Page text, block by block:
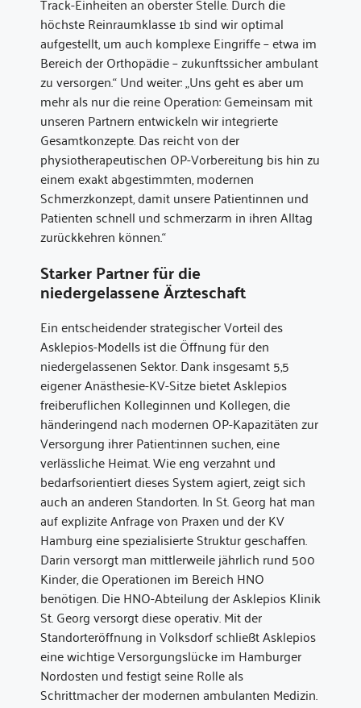
höchste Reinraumklasse 1b sind wir optimal
aufgestellt, um auch komplexe Eingriffe – etwa im
Bereich der Orthopädie – zukunftssicher ambulant
zu versorgen.“ Und weiter: „Uns geht es aber um
mehr als nur die reine Operation: Gemeinsam mit
unseren Partnern entwickeln wir integrierte
Gesamtkonzepte. Das reicht von der
physiotherapeutischen OP-Vorbereitung bis hin zu
einem exakt abgestimmten, modernen
Schmerzkonzept, damit unsere Patientinnen und
Patienten schnell und schmerzarm in ihren Alltag
zurückkehren können.“
Starker Partner für die
niedergelassene Ärzteschaft
Ein entscheidender strategischer Vorteil des
Asklepios-Modells ist die Öffnung für den
niedergelassenen Sektor. Dank insgesamt 5,5
eigener Anästhesie-KV-Sitze bietet Asklepios
freiberuflichen Kolleginnen und Kollegen, die
händeringend nach modernen OP-Kapazitäten zur
Versorgung ihrer Patient:innen suchen, eine
verlässliche Heimat. Wie eng verzahnt und
bedarfsorientiert dieses System agiert, zeigt sich
auch an anderen Standorten. In St. Georg hat man
auf explizite Anfrage von Praxen und der KV
Hamburg eine spezialisierte Struktur geschaffen.
Darin versorgt man mittlerweile jährlich rund 500
Kinder, die Operationen im Bereich HNO
benötigen. Die HNO-Abteilung der Asklepios Klinik
St. Georg versorgt diese operativ. Mit der
Standorteröffnung in Volksdorf schließt Asklepios
eine wichtige Versorgungslücke im Hamburger
Nordosten und festigt seine Rolle als
Schrittmacher der modernen ambulanten Medizin.